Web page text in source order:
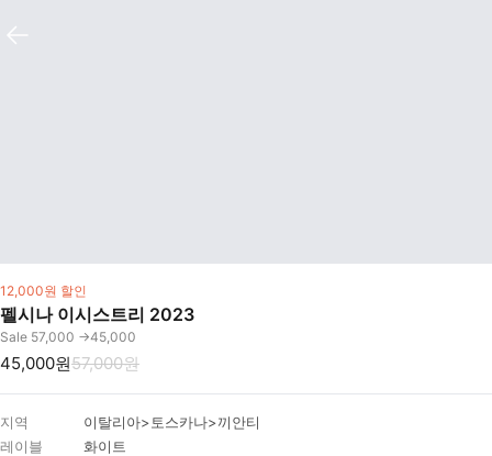
12,000원 할인
펠시나 이시스트리 2023
Sale 57,000 ->45,000
45,000원57,000원
지역
이탈리아>토스카나>끼안티
레이블
화이트